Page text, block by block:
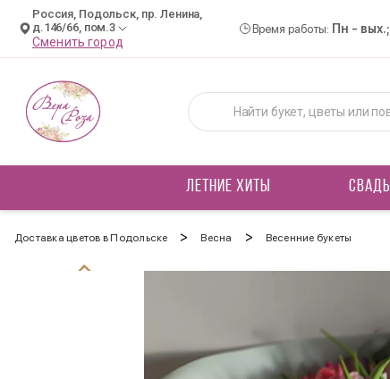
Россия, Подольск, пр. Ленина,
д.146/66, пом.3
Сменить город
Время работы: Пн -
ЛЕТНИЕ ХИТЫ
Доставка цветов в Подольске > Весна > Весенние букеты